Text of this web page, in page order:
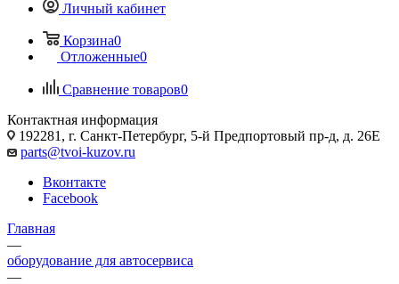
Личный кабинет
Корзина0
Отложенные0
Сравнение товаров0
Контактная информация
192281, г. Санкт-Петербург, 5-й Предпортовый пр-д, д. 26Е
parts@tvoi-kuzov.ru
Вконтакте
Facebook
Главная
—
оборудование для автосервиса
—